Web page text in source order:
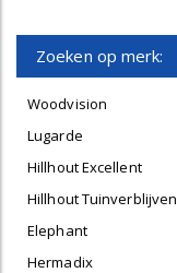
Zoeken op merk:
Woodvision
Lugarde
Hillhout Excellent
Hillhout Tuinverblijven
Elephant
Hermadix